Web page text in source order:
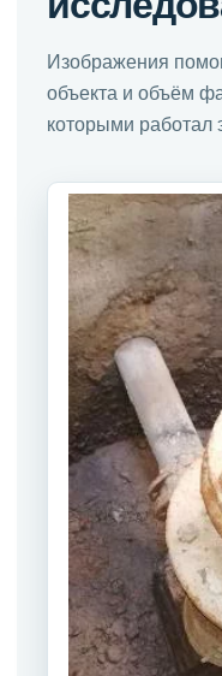
Изображения
объекта и объём
которыми работал